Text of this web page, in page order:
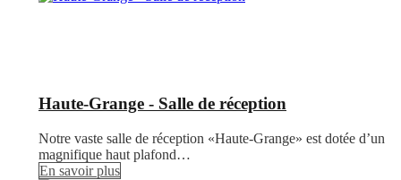
Haute-Grange - Salle de réception
Notre vaste salle de réception «Haute-Grange» est dotée d’un
magnifique haut plafond…
En savoir plus